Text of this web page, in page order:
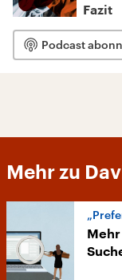
Fazit
Podcast
Mehr zu